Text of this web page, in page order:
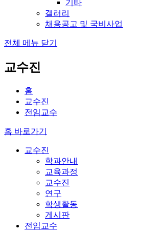
기타
갤러리
채용공고 및 국비사업
전체 메뉴 닫기
교수진
홈
교수진
전임교수
홈 바로가기
교수진
학과안내
교육과정
교수진
연구
학생활동
게시판
전임교수